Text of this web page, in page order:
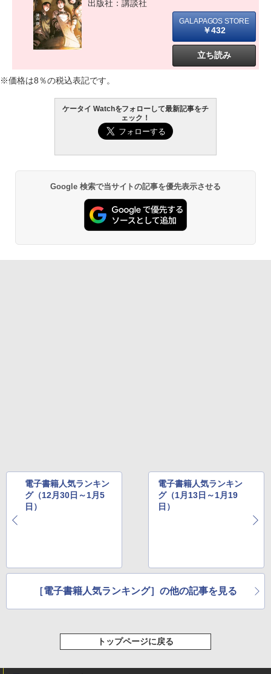
出版社：講談社
￥432
立ち読み
※価格は8％の税込表記です。
ケータイ Watchをフォローして最新記事をチ
ェック！
Google 検索で当サイトの記事を優先表示させる
電子書籍人気ランキン
グ（12月30日～1月5
日）
電子書籍人気ランキン
グ（1月13日～1月19
日）
［電子書籍人気ランキング］の他の記事を見る
トップページに戻る